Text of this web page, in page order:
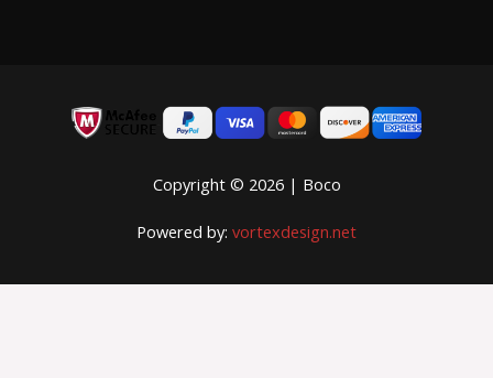
Copyright © 2026 | Boco
Powered by: vortexdesign.net